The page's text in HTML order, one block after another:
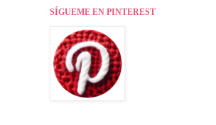
SÍGUEME EN PINTEREST